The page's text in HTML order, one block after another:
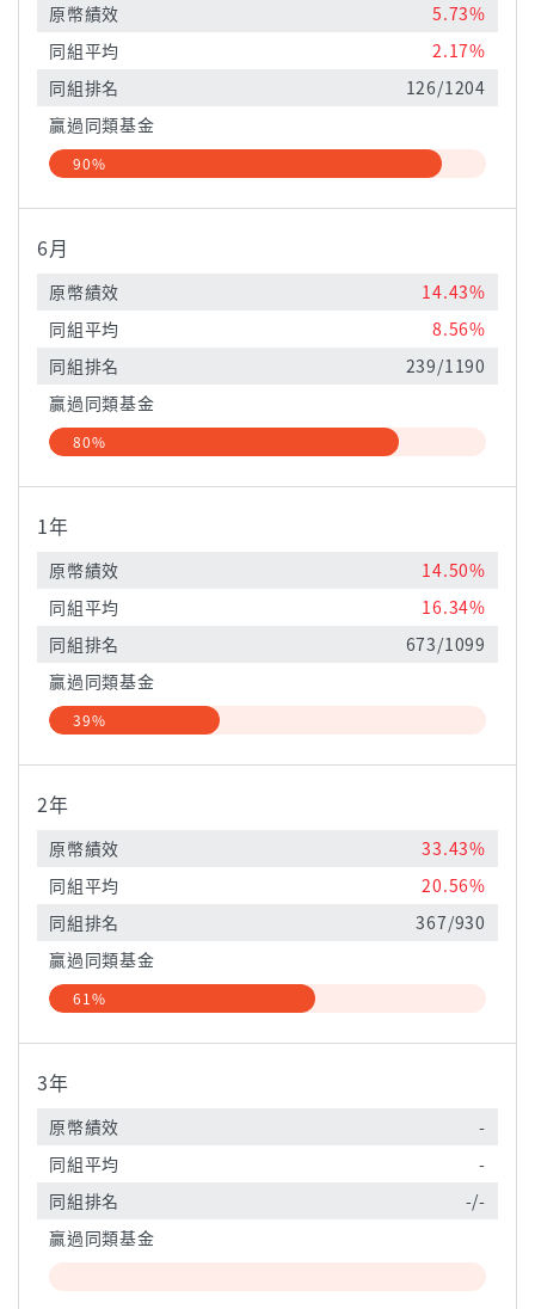
原幣績效
5.73%
同組平均
2.17%
同組排名
126/1204
贏過同類基金
90%
6月
原幣績效
14.43%
同組平均
8.56%
同組排名
239/1190
贏過同類基金
80%
1年
原幣績效
14.50%
同組平均
16.34%
同組排名
673/1099
贏過同類基金
39%
2年
原幣績效
33.43%
同組平均
20.56%
同組排名
367/930
贏過同類基金
61%
3年
原幣績效
-
同組平均
-
同組排名
-/-
贏過同類基金